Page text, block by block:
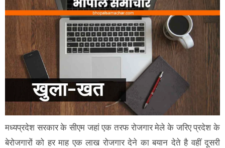
मध्यप्रदेश सरकार के सीएम जहां एक तरफ रोजगार मेले के जरिए प्रदेश के
बेरोजगारों को हर माह एक लाख रोजगार देने का बयान देते है वहीं दूसरी